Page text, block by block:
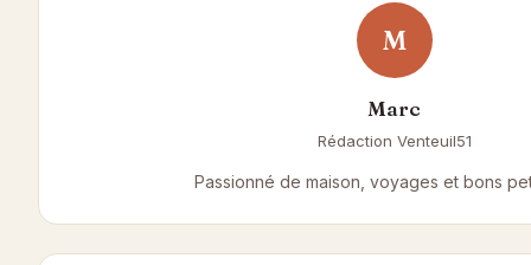
M
Marc
Rédaction Venteuil51
Passionné de maison, voyages et bons